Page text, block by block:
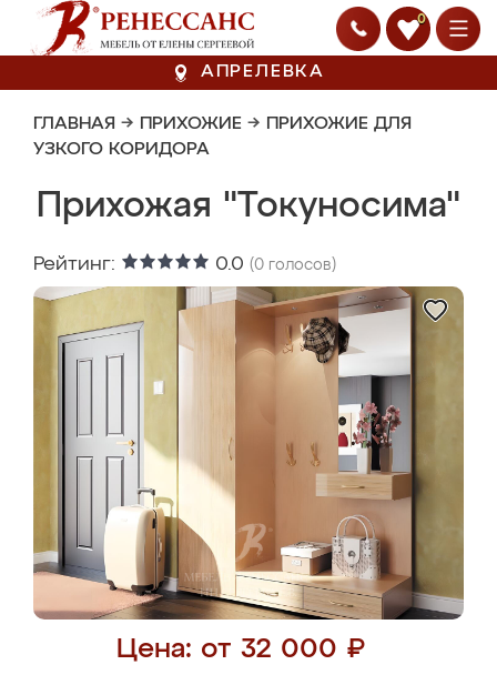
0
АПРЕЛЕВКА
ГЛАВНАЯ → ПРИХОЖИЕ → ПРИХОЖИЕ ДЛЯ
УЗКОГО КОРИДОРА
Прихожая "Токуносима"
Рейтинг: 0.0 (0 голосов)
Цена: от 32 000 ₽